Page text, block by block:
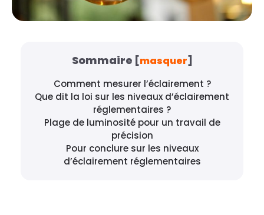
Sommaire [masquer]
Comment mesurer l’éclairement ?
Que dit la loi sur les niveaux d’éclairement
réglementaires ?
Plage de luminosité pour un travail de
précision
Pour conclure sur les niveaux
d’éclairement réglementaires